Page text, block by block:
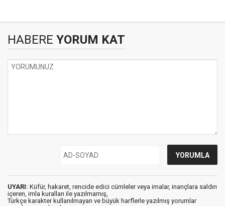
HABERE YORUM KAT
UYARI: Küfür, hakaret, rencide edici cümleler veya imalar, inançlara saldırı
içeren, imla kuralları ile yazılmamış,
Türkçe karakter kullanılmayan ve büyük harflerle yazılmış yorumlar